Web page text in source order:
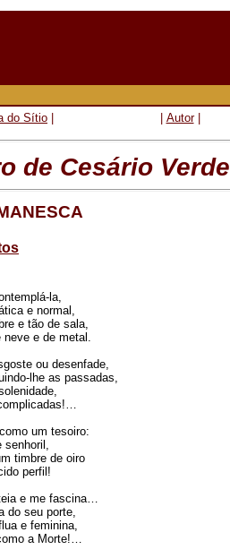
do Sítio Autor|
de Cesário Verde
la,
e normal,
e tão de sala,
e de metal.
ou desenfade,
lhe as passadas,
um tesoiro:
senhoril,
timbre de oiro
perfil!
e me fascina…
do seu porte,
e feminina,
a Morte!…